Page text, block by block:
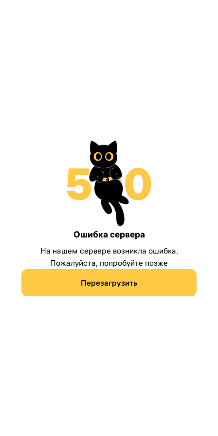
Ошибка сервера
На нашем сервере возникла ошибка.
Пожалуйста, попробуйте позже
Перезагрузить